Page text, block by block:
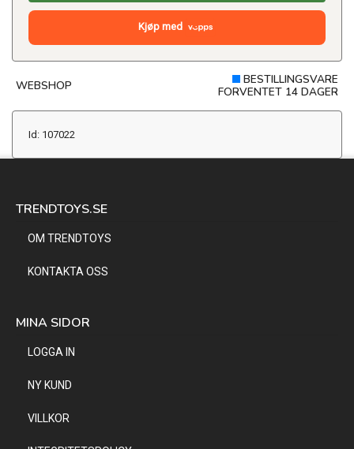
Kjøp med
WEBSHOP
BESTILLINGSVARE
FORVENTET 14 DAGER
Id: 107022
TRENDTOYS.SE
OM TRENDTOYS
KONTAKTA OSS
MINA SIDOR
LOGGA IN
NY KUND
VILLKOR